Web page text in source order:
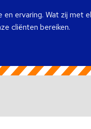
ervaring. Wat zij met
cliënten bereiken.